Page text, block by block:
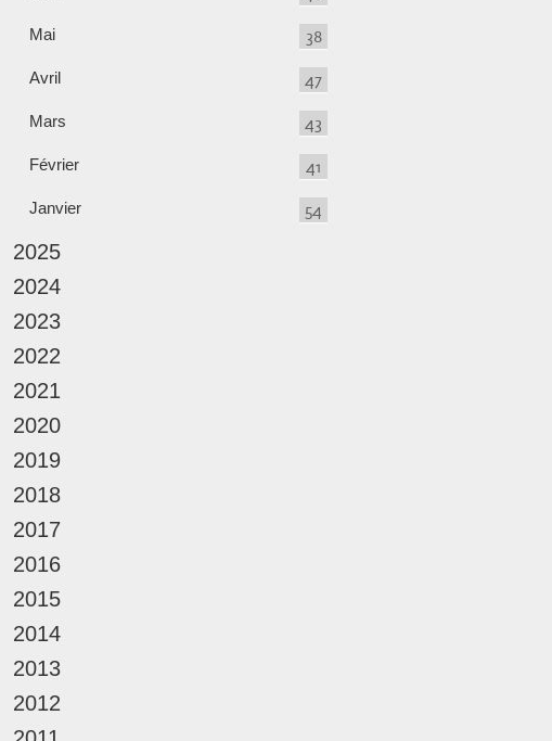
Mai 38
Avril 47
Mars 43
Février 41
Janvier 54
2025
2024
2023
2022
2021
2020
2019
2018
2017
2016
2015
2014
2013
2012